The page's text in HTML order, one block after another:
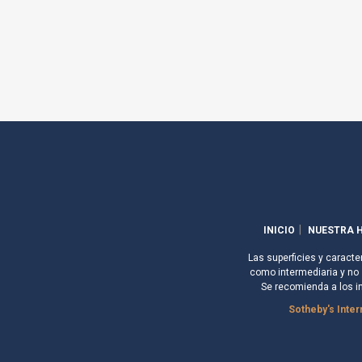
INICIO NUESTRA
Las superficies y
como intermediaria y
Se recomienda a los
Sotheby's